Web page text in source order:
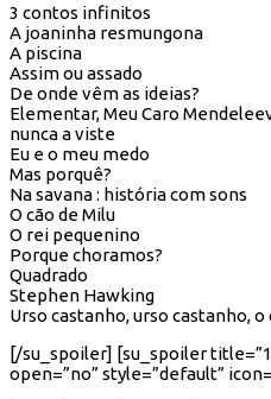
3 contos infinitos
A joaninha resmungona
A piscina
Assim ou assado
De onde vêm as ideias?
Elementar, Meu Caro
nunca a viste
Eu e o meu medo
Mas porquê?
Na savana : história com sons
O cão de Milu
O rei pequenino
Porque choramos?
Quadrado
Stephen Hawking
Urso castanho, urso castanho, o
[/su_spoiler] [su_spoiler
open=”no” style=”default”